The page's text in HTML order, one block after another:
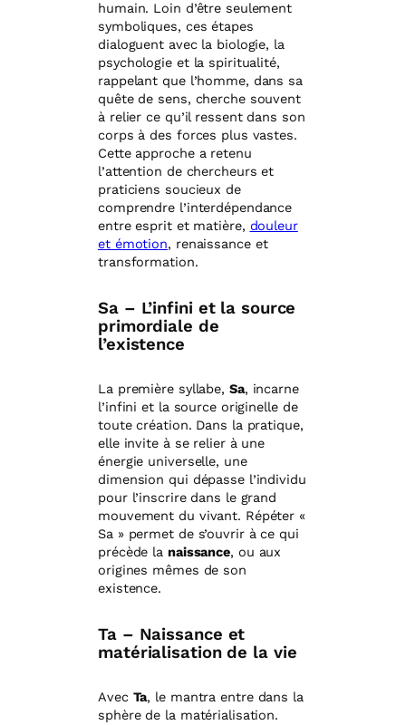
humain. Loin d’être seulement
symboliques, ces étapes
dialoguent avec la biologie, la
psychologie et la spiritualité,
rappelant que l’homme, dans sa
quête de sens, cherche souvent
à relier ce qu’il ressent dans son
corps à des forces plus vastes.
Cette approche a retenu
l’attention de chercheurs et
praticiens soucieux de
comprendre l’interdépendance
entre esprit et matière, douleur
et émotion, renaissance et
transformation.
Sa – L’infini et la source
primordiale de
l’existence
La première syllabe, Sa, incarne
l’infini et la source originelle de
toute création. Dans la pratique,
elle invite à se relier à une
énergie universelle, une
dimension qui dépasse l’individu
pour l’inscrire dans le grand
mouvement du vivant. Répéter «
Sa » permet de s’ouvrir à ce qui
précède la naissance, ou aux
origines mêmes de son
existence.
Ta – Naissance et
matérialisation de la vie
Avec Ta, le mantra entre dans la
sphère de la matérialisation.